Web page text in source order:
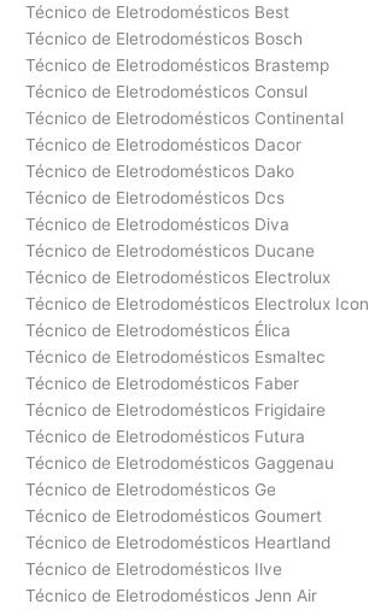
Técnico de Eletrodomésticos Best
Técnico de Eletrodomésticos Bosch
Técnico de Eletrodomésticos Brastemp
Técnico de Eletrodomésticos Consul
Técnico de Eletrodomésticos Continental
Técnico de Eletrodomésticos Dacor
Técnico de Eletrodomésticos Dako
Técnico de Eletrodomésticos Dcs
Técnico de Eletrodomésticos Diva
Técnico de Eletrodomésticos Ducane
Técnico de Eletrodomésticos Electrolux
Técnico de Eletrodomésticos Electrolux Icon
Técnico de Eletrodomésticos Élica
Técnico de Eletrodomésticos Esmaltec
Técnico de Eletrodomésticos Faber
Técnico de Eletrodomésticos Frigidaire
Técnico de Eletrodomésticos Futura
Técnico de Eletrodomésticos Gaggenau
Técnico de Eletrodomésticos Ge
Técnico de Eletrodomésticos Goumert
Técnico de Eletrodomésticos Heartland
Técnico de Eletrodomésticos Ilve
Técnico de Eletrodomésticos Jenn Air